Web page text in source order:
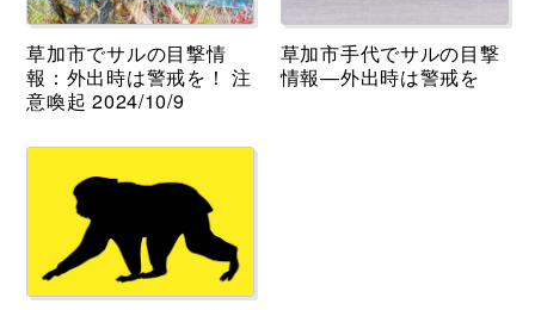
草加市でサルの目撃情
報：外出時は警戒を！ 注
意喚起 2024/10/9
草加市手代でサルの目撃
情報—外出時は警戒を